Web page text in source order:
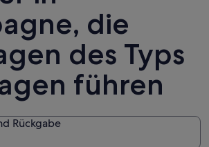
die
des Typs
führen
Rückgabe